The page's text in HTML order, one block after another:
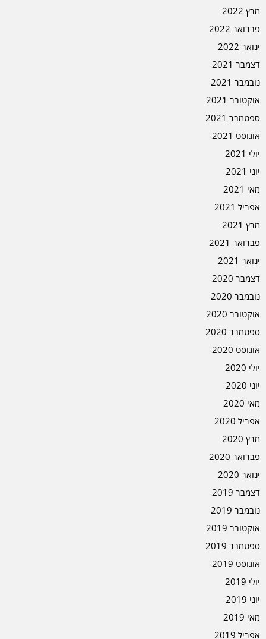
מרץ 2022
פברואר 2022
ינואר 2022
דצמבר 2021
נובמבר 2021
אוקטובר 2021
ספטמבר 2021
אוגוסט 2021
יולי 2021
יוני 2021
מאי 2021
אפריל 2021
מרץ 2021
פברואר 2021
ינואר 2021
דצמבר 2020
נובמבר 2020
אוקטובר 2020
ספטמבר 2020
אוגוסט 2020
יולי 2020
יוני 2020
מאי 2020
אפריל 2020
מרץ 2020
פברואר 2020
ינואר 2020
דצמבר 2019
נובמבר 2019
אוקטובר 2019
ספטמבר 2019
אוגוסט 2019
יולי 2019
יוני 2019
מאי 2019
אפריל 2019